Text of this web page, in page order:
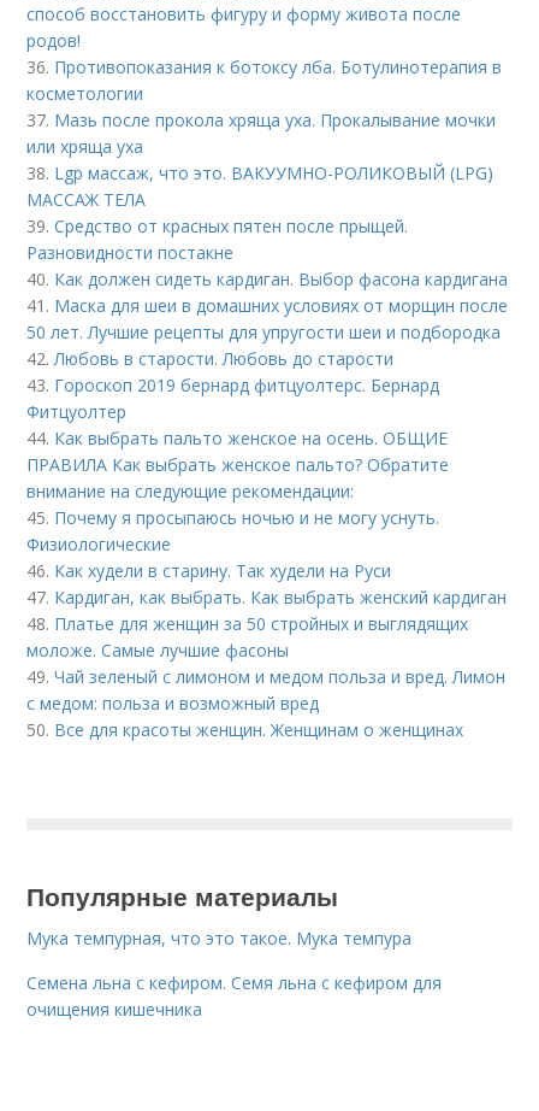
способ восстановить фигуру и форму живота после
родов!
36. Противопоказания к ботоксу лба. Ботулинотерапия в
косметологии
37. Мазь после прокола хряща уха. Прокалывание мочки
или хряща уха
38. Lgp массаж, что это. ВАКУУМНО-РОЛИКОВЫЙ (LPG)
МАССАЖ ТЕЛА
39.Средство от красных пятен после прыщей.
Разновидности постакне
40. Как должен сидеть кардиган. Выбор фасона кардигана
41. Маска для шеи в домашних условиях от морщин после
50 лет. Лучшие рецепты для упругости шеи и подбородка
42.Любовь в старости. Любовь до старости
43. Гороскоп 2019 бернард фитцуолтерс. Бернард
Фитцуолтер
44. Как выбрать пальто женское на осень. ОБЩИЕ
ПРАВИЛА Как выбрать женское пальто? Обратите
внимание на следующие рекомендации:
45. Почему я просыпаюсь ночью и не могу уснуть.
Физиологические
46. Как худели в старину. Так худели на Руси
47. Кардиган, как выбрать. Как выбрать женский кардиган
48. Платье для женщин за 50 стройных и выглядящих
моложе. Самые лучшие фасоны
49.Чай зеленый с лимоном и медом польза и вред. Лимон
с медом: польза и возможный вред
50. Все для красоты женщин. Женщинам о женщинах
Популярные материалы
Мука темпурная, что это такое. Мука темпура
Семена льна с кефиром. Семя льна с кефиром для
очищения кишечника